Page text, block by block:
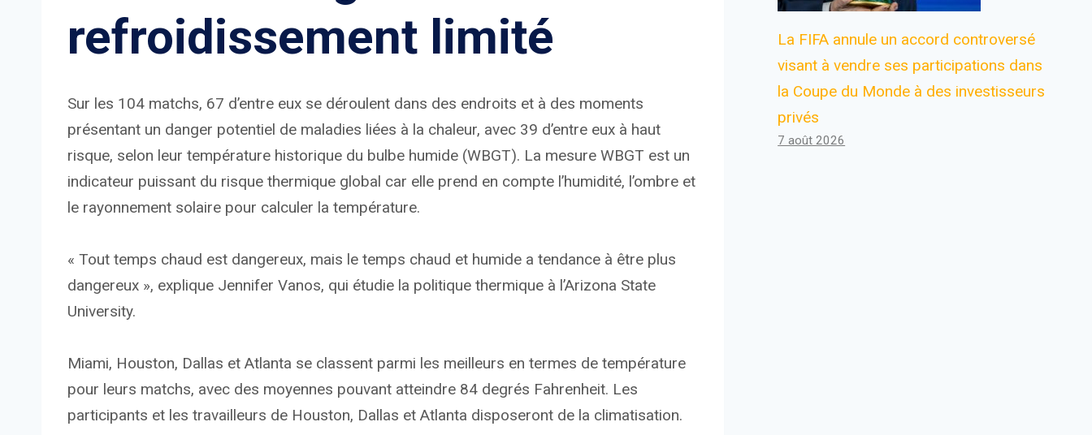
refroidissement limité
Sur les 104 matchs, 67 d’entre eux se déroulent dans des endroits et à des moments
présentant un danger potentiel de maladies liées à la chaleur, avec 39 d’entre eux à haut
risque, selon leur température historique du bulbe humide (WBGT). La mesure WBGT est un
indicateur puissant du risque thermique global car elle prend en compte l’humidité, l’ombre et
le rayonnement solaire pour calculer la température.
« Tout temps chaud est dangereux, mais le temps chaud et humide a tendance à être plus
dangereux », explique Jennifer Vanos, qui étudie la politique thermique à l’Arizona State
University.
Miami, Houston, Dallas et Atlanta se classent parmi les meilleurs en termes de température
pour leurs matchs, avec des moyennes pouvant atteindre 84 degrés Fahrenheit. Les
participants et les travailleurs de Houston, Dallas et Atlanta disposeront de la climatisation.
La FIFA annule un accord controversé
visant à vendre ses participations dans
la Coupe du Monde à des investisseurs
privés
7 août 2026